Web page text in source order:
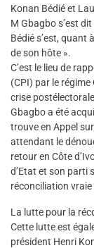
Konan Bédié et
M Gbagbo s’est
Bédié s’est, quant
de son hôte ».
C’est le lieu de
(CPI) par le
crise
Gbagbo a été
trouve en Appel
attendant le
retour en Côte
d’Etat et son parti
réconciliation
La lutte pour la
Cette lutte est
président Henri